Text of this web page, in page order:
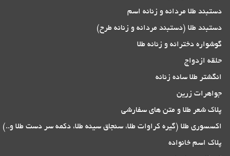
دستبند طلا مردانه و زنانه اسم
دستبند طلا (دستبند مردانه و زنانه طرح)
گوشواره دخترانه و زنانه طلا
حلقه ازدواج
انگشتر طلا ساده زنانه
جواهرات زرین
پلاک شعر طلا و متن های سفارشی
اکسسوری طلا (گیره کراوات طلا، سنجاق سینه طلا، دکمه سر دست طلا و..)
پلاک اسم خانواده